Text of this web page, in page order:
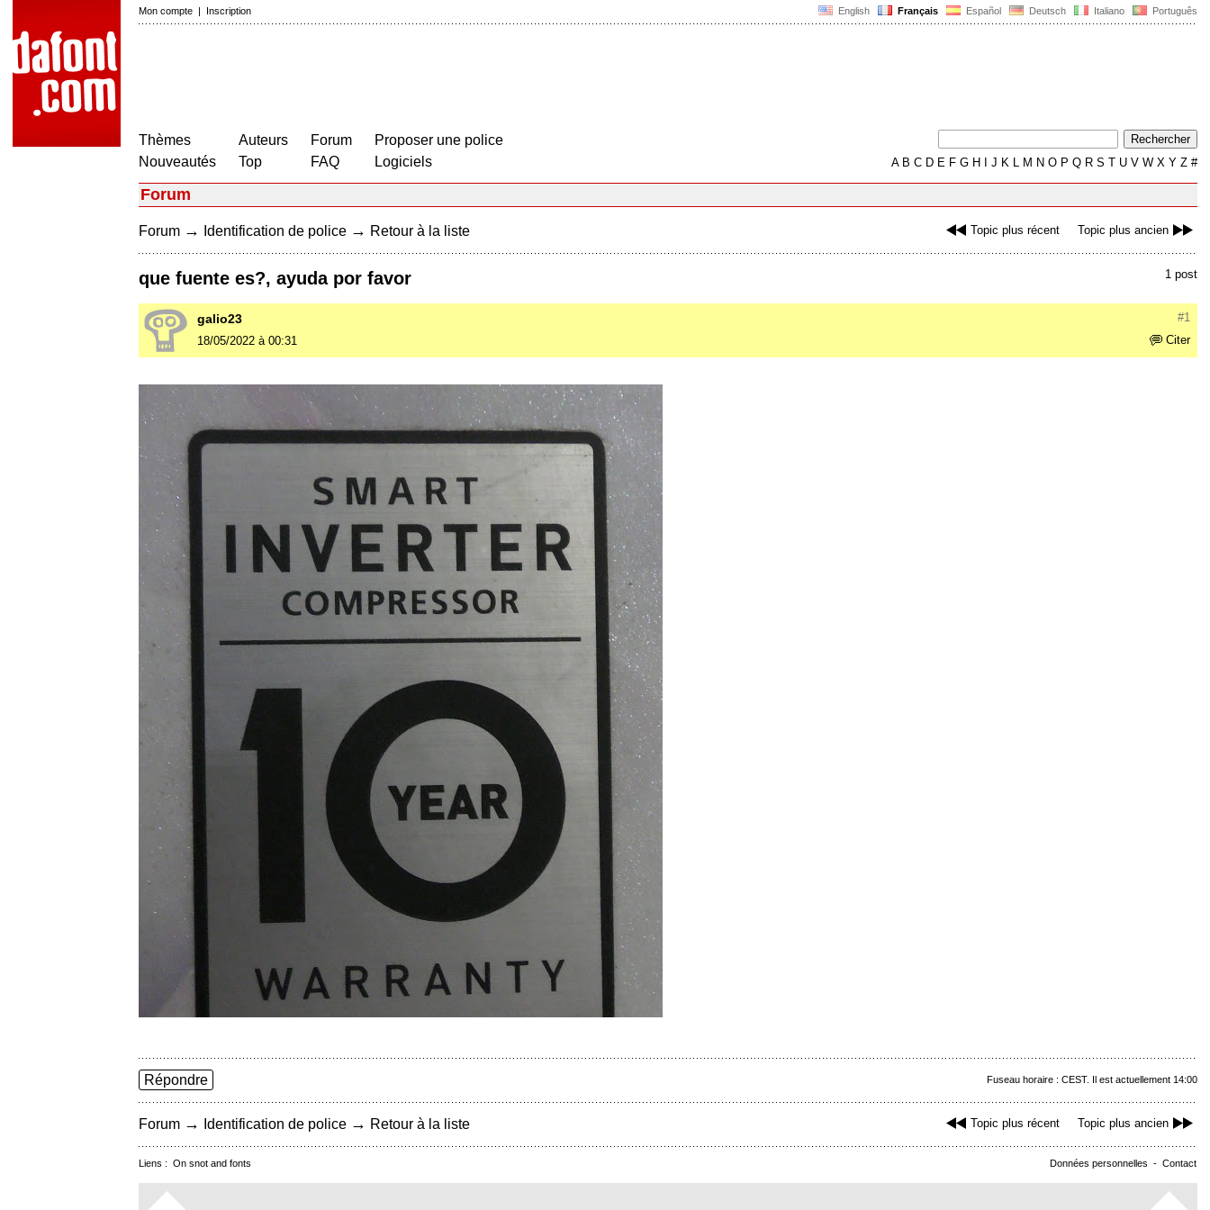
English Français Español Deutsch Italiano Português
Mon compte | Inscription
Thèmes
Nouveautés
Auteurs
Top
Forum
FAQ
Proposer une police
Logiciels
AB C D E F G H J K L M N O P Q R S T U V W X Y Z #
Forum
Topic plus récent Topic plus ancien
Forum → Identification de police → Retour à la liste
1 post
que fuente es?, ayuda por favor
#1
galio23
Citer
18/05/2022 à 00:31
Fuseau horaire : CEST. Il est actuellement 14:00
Répondre
Topic plus récent Topic plus ancien
Forum → Identification de police → Retour à la liste
Données personnelles - Contact
Liens : On snot and fonts